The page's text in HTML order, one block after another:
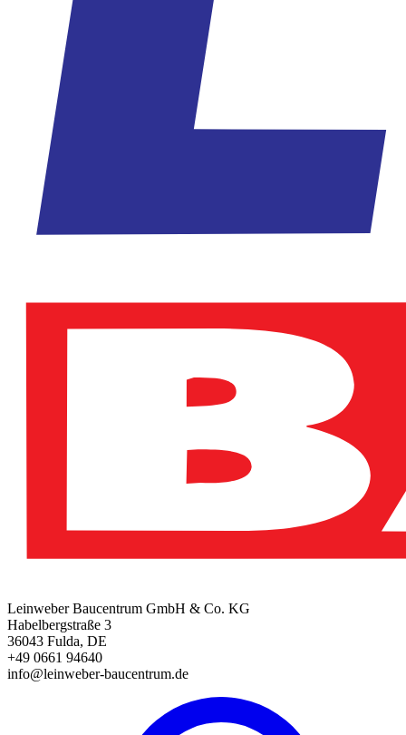
Leinweber Baucentrum GmbH & Co. KG
Habelbergstraße 3
36043 Fulda, DE
+49 0661 94640
info@leinweber-baucentrum.de